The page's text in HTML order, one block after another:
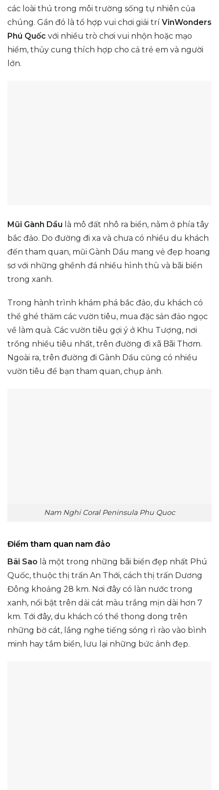
các loài thú trong môi trường sống tự nhiên của
chúng. Gần đó là tổ hợp vui chơi giải trí VinWonders
Phú Quốc với nhiều trò chơi vui nhộn hoặc mạo
hiểm, thủy cung thích hợp cho cả trẻ em và người
lớn.
Mũi Gành Dầu là mô đất nhô ra biển, nằm ở phía tây
bắc đảo. Do đường đi xa và chưa có nhiều du khách
đến tham quan, mũi Gành Dầu mang vẻ đẹp hoang
sơ với những ghềnh đá nhiều hình thù và bãi biển
trong xanh.
Trong hành trình khám phá bắc đảo, du khách có
thể ghé thăm các vườn tiêu, mua đặc sản đảo ngọc
về làm quà. Các vườn tiêu gợi ý ở Khu Tượng, nơi
trồng nhiều tiêu nhất, trên đường đi xã Bãi Thơm.
Ngoài ra, trên đường đi Gành Dầu cũng có nhiều
vườn tiêu để bạn tham quan, chụp ảnh.
Nam Nghi Coral Peninsula Phu Quoc
Điểm tham quan nam đảo
Bãi Sao là một trong những bãi biển đẹp nhất Phú
Quốc, thuộc thị trấn An Thới, cách thị trấn Dương
Đông khoảng 28 km. Nơi đây có làn nước trong
xanh, nổi bật trên dải cát màu trắng mịn dài hơn 7
km. Tới đây, du khách có thể thong dong trên
những bờ cát, lắng nghe tiếng sóng rì rào vào bình
minh hay tắm biển, lưu lại những bức ảnh đẹp.